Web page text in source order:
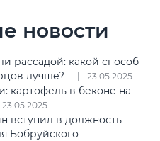
новости
рассадой: какой способ
лучше?
23.05.2025
картофель в беконе на
23.05.2025
вступил в должность
Бобруйского